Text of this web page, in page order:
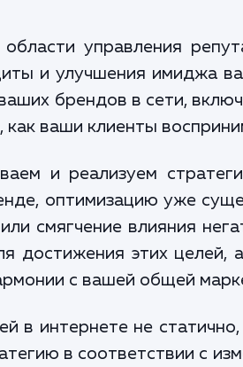
управления
и улучшения имиджа
брендов в сети,
как ваши клиенты
и реализуем
оптимизацию уже
смягчение влияния
достижения этих
с вашей общей
в интернете не
в соответствии с